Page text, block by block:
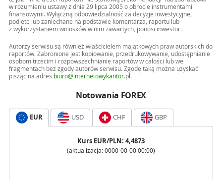
w rozumieniu ustawy z dnia 29 lipca 2005 o obrocie instrumentami
finansowymi. Wyłączną odpowiedzialność za decyzje inwestycyjne,
podjęte lub zaniechane na podstawie komentarza, raportu lub
z wykorzystaniem wniosków w nim zawartych, ponosi inwestor.
Autorzy serwisu są również właścicielem majątkowych praw autorskich do
raportów. Zabronione jest kopiowanie, przedrukowywanie, udostępnianie
osobom trzecim i rozpowszechnianie raportów w całości lub we
fragmentach bez zgody autorów serwisu. Zgodę taką można uzyskać
pisząc na adres biuro@internetowykantor.pl .
Notowania FOREX
EUR USD CHF GBP
Kurs EUR/PLN: 4,4873
(aktualizacja: 0000-00-00 00:00)